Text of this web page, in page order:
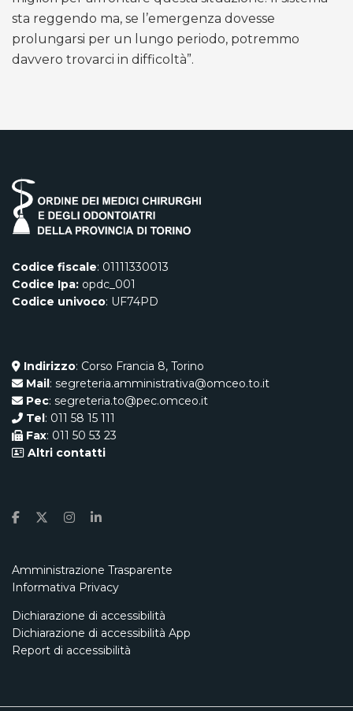
sta reggendo ma, se l’emergenza dovesse
prolungarsi per un lungo periodo, potremmo
davvero trovarci in difficoltà”.
Codice fiscale: 01111330013
Codice Ipa: opdc_001
Codice univoco: UF74PD
Indirizzo: Corso Francia 8, Torino
Mail: segreteria.amministrativa@omceo.to.it
Pec: segreteria.to@pec.omceo.it
Tel: 011 58 15 111
Fax: 011 50 53 23
Altri contatti
Amministrazione Trasparente
Informativa Privacy
Dichiarazione di accessibilità
Dichiarazione di accessibilità App
Report di accessibilità